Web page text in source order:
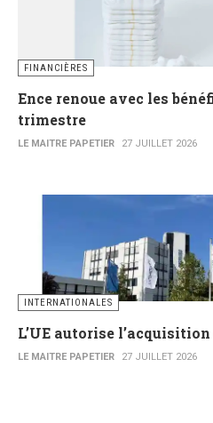
FINANCIÈRES
Ence renoue avec les
trimestre
LE MAITRE PAPETIER 27 JUILLET 2026
INTERNATIONALES
L’UE autorise
LE MAITRE PAPETIER 27 JUILLET 2026